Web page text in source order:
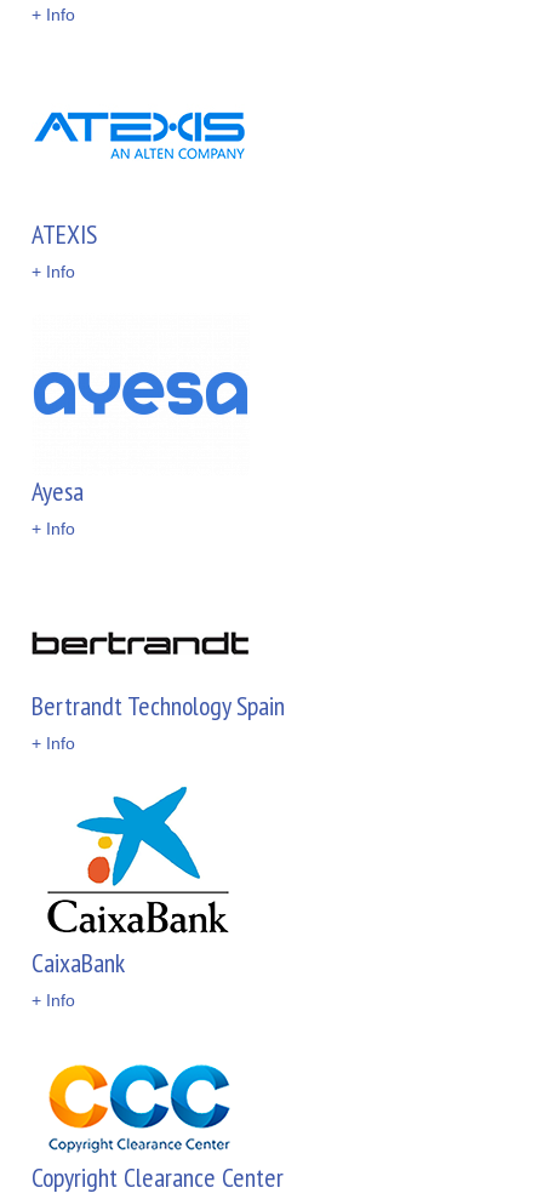
+ Info
ATEXIS
+ Info
Ayesa
+ Info
Bertrandt Technology Spain
+ Info
CaixaBank
+ Info
Copyright Clearance Center